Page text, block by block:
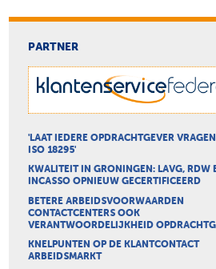
PARTNER
'LAAT IEDERE OPDRACHTGEVER
ISO 18295'
KWALITEIT IN GRONINGEN: LAVG, RDW
INCASSO OPNIEUW GECERTIFICEERD
BETERE ARBEIDSVOORWAARDEN
CONTACTCENTERS OOK
VERANTWOORDELIJKHEID
KNELPUNTEN OP DE KLANTCONTACT
ARBEIDSMARKT